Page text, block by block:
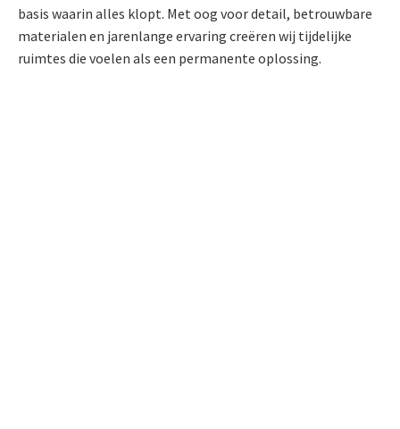
basis waarin alles klopt. Met oog voor detail, betrouwbare
materialen en jarenlange ervaring creëren wij tijdelijke
ruimtes die voelen als een permanente oplossing.